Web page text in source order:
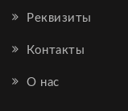
Реквизиты
Контакты
О нас